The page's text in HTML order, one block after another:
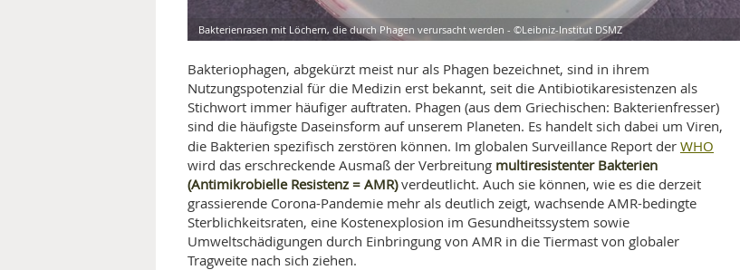
WISSENSCHAFT UND FORSCHUNG
Bakterienrasen mit Löchern, die durch Phagen verursacht werden - ©Leibniz-Institut DSMZ
Bakteriophagen, abgekürzt meist nur als Phagen bezeichnet, sind in ihrem
Nutzungspotenzial für die Medizin erst bekannt, seit die Antibiotikaresistenzen als
Stichwort immer häufiger auftraten. Phagen (aus dem Griechischen: Bakterienfresser)
sind die häufigste Daseinsform auf unserem Planeten. Es handelt sich dabei um Viren,
die Bakterien spezifisch zerstören können. Im globalen Surveillance Report der WHO
wird das erschreckende Ausmaß der Verbreitung multiresistenter Bakterien
(Antimikrobielle Resistenz = AMR)verdeutlicht. Auch sie können, wie es die derzeit
grassierende Corona-Pandemie mehr als deutlich zeigt, wachsende AMR-bedingte
Sterblichkeitsraten, eine Kostenexplosion im Gesundheitssystem sowie
Umweltschädigungen durch Einbringung von AMR in die Tiermast von globaler
Tragweite nach sich ziehen.